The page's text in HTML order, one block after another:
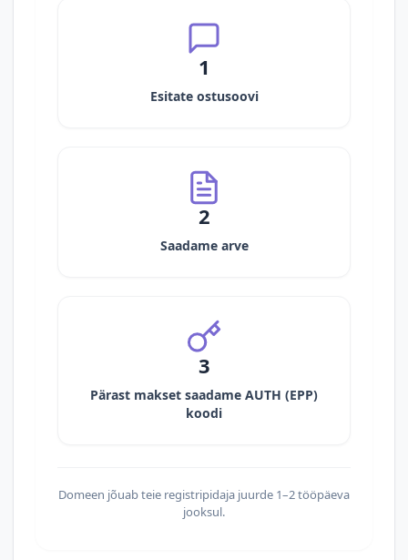
1
Esitate ostusoovi
2
Saadame arve
3
Pärast makset saadame AUTH (EPP)
koodi
Domeen jõuab teie registripidaja juurde 1–2 tööpäeva
jooksul.